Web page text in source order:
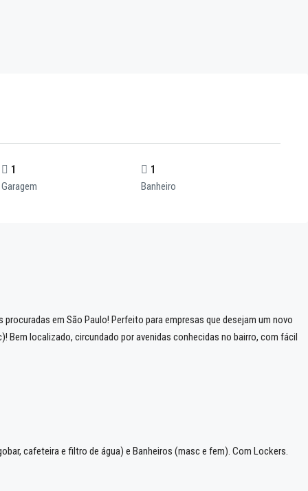
1
Garagem
1
Banheiro
em São Paulo! Perfeito para empresas que desejam um novo
localizado, circundado por avenidas conhecidas no bairro, com fácil
cafeteira e filtro de água) e Banheiros (masc e fem). Com Lockers.